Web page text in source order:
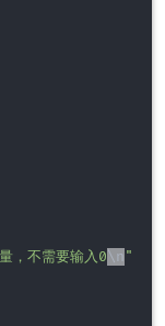
，不需要输入0\n"